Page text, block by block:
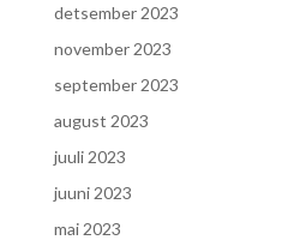
detsember 2023
november 2023
september 2023
august 2023
juuli 2023
juuni 2023
mai 2023